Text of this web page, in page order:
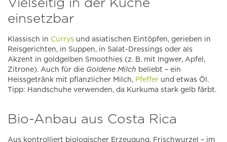
einsetzbar
Klassisch in Currys und asiatischen Eintöpfen, gerieben in
Reisgerichten, in Suppen, in Salat-Dressings oder als
Akzent in goldgelben Smoothies (z. B. mit Ingwer, Apfel,
Zitrone). Auch für die Goldene Milch beliebt – ein
Heissgetränk mit pflanzlicher Milch, Pfeffer und etwas Öl.
Tipp: Handschuhe verwenden, da Kurkuma stark gelb färbt.
Bio-Anbau aus Costa Rica
Aus kontrolliert biologischer Erzeugung. Frischwurzel – im